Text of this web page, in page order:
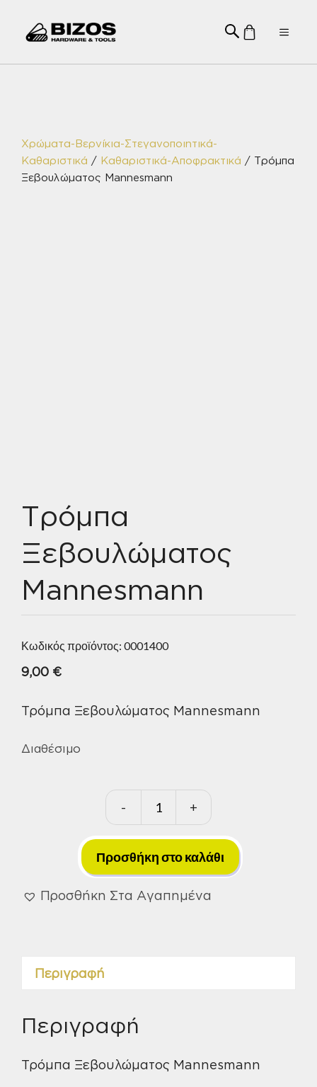
Menu
Χρώματα-Βερνίκια-Στεγανοποιητικά-
Καθαριστικά / Καθαριστικά-Αποφρακτικά / Τρόμπα
Ξεβουλώματος Mannesmann
Τρόμπα
Ξεβουλώματος
Mannesmann
Κωδικός προϊόντος: 0001400
9,00 €
Τρόμπα Ξεβουλώματος Mannesmann
Διαθέσιμο
-
Τρόμπα
Ξεβουλώματος
Mannesmann
ποσότητα
+
Προσθήκη στο καλάθι
Προσθήκη Στα Αγαπημένα
Περιγραφή
Περιγραφή
Τρόμπα Ξεβουλώματος Mannesmann